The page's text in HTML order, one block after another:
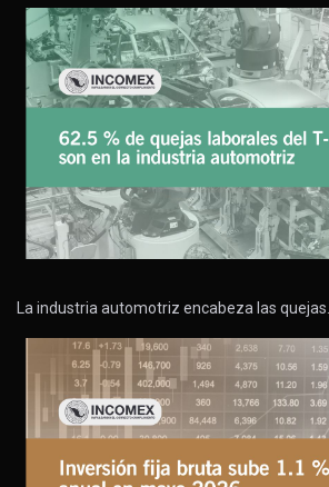
La industria automotriz encabeza las quejas…